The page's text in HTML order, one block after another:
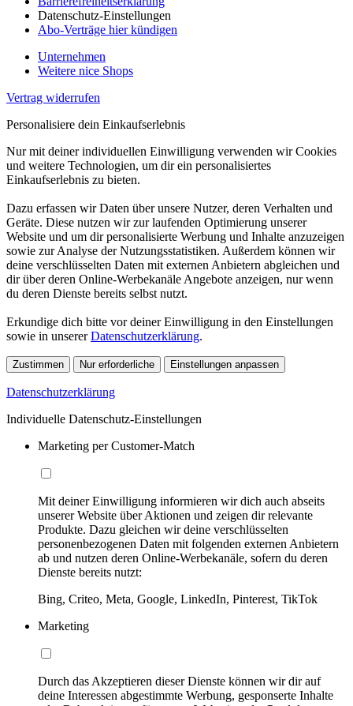
Datenschutz-Einstellungen
Abo-Verträge hier kündigen
Unternehmen
Weitere nice Shops
Vertrag widerrufen
Personalisiere dein Einkaufserlebnis
Nur mit deiner individuellen Einwilligung verwenden wir Cookies
und weitere Technologien, um dir ein personalisiertes
Einkaufserlebnis zu bieten.
Dazu erfassen wir Daten über unsere Nutzer, deren Verhalten und
Geräte. Diese nutzen wir zur laufenden Optimierung unserer
Website und um dir personalisierte Werbung und Inhalte anzuzeigen
sowie zur Analyse der Nutzungsstatistiken. Außerdem können wir
deine verschlüsselten Daten mit externen Anbietern abgleichen und
dir über deren Online-Werbekanäle Angebote anzeigen, nur wenn
du deren Dienste bereits selbst nutzt.
Erkundige dich bitte vor deiner Einwilligung in den Einstellungen
sowie in unsererDatenschutzerklärung.
Zustimmen Nur erforderliche Einstellungen anpassen
Datenschutzerklärung
Individuelle Datenschutz-Einstellungen
Marketing per Customer-Match
Mit deiner Einwilligung informieren wir dich auch abseits
unserer Website über Aktionen und zeigen dir relevante
Produkte. Dazu gleichen wir deine verschlüsselten
personenbezogenen Daten mit folgenden externen Anbietern
ab und nutzen deren Online-Werbekanäle, sofern du deren
Dienste bereits nutzt:
Bing, Criteo, Meta, Google, LinkedIn, Pinterest, TikTok
Marketing
Durch das Akzeptieren dieser Dienste können wir dir auf
deine Interessen abgestimmte Werbung, gesponserte Inhalte